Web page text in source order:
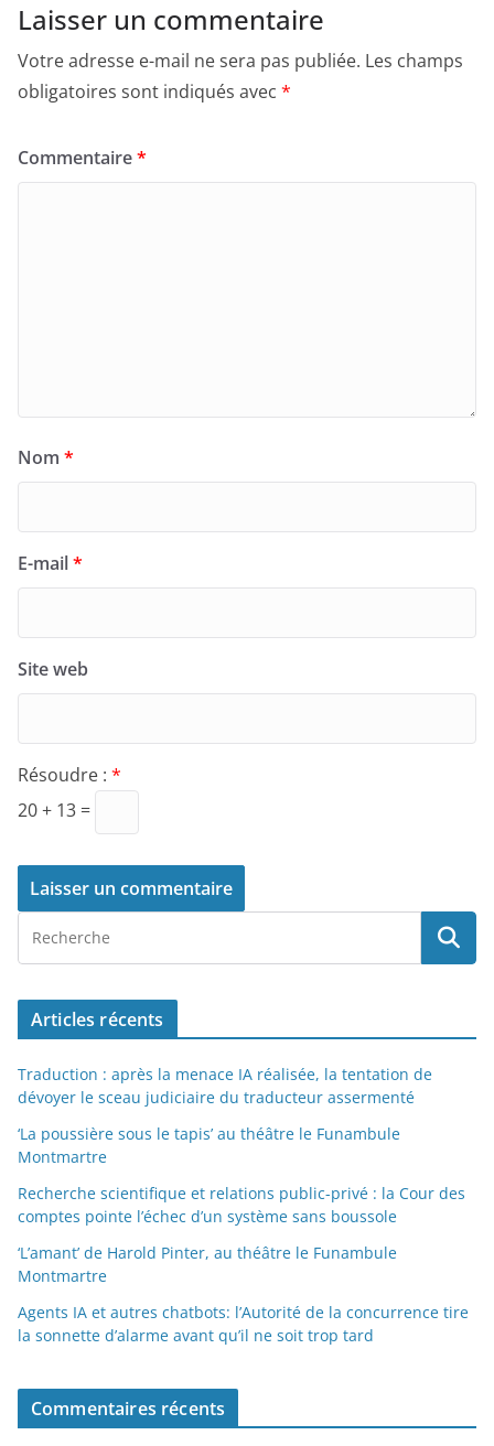
Laisser un commentaire
Votre adresse e-mail ne sera pas publiée. Les champs
obligatoires sont indiqués avec *
Commentaire*
Nom *
E-mail*
Site web
Résoudre : *
20 + 13 =
Articles récents
Traduction : après la menace IA réalisée, la tentation de
dévoyer le sceau judiciaire du traducteur assermenté
‘La poussière sous le tapis’ au théâtre le Funambule
Montmartre
Recherche scientifique et relations public-privé : la Cour des
comptes pointe l’échec d’un système sans boussole
‘L’amant’ de Harold Pinter, au théâtre le Funambule
Montmartre
Agents IA et autres chatbots: l’Autorité de la concurrence tire
la sonnette d’alarme avant qu’il ne soit trop tard
Commentaires récents